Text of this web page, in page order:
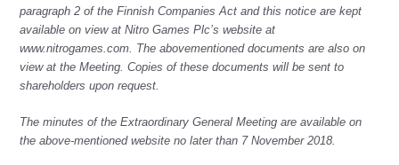
paragraph 2 of the Finnish Companies Act and this notice are kept
available on view at Nitro Games Plc’s website at
www.nitrogames.com . The abovementioned documents are also on
view at the Meeting. Copies of these documents will be sent to
shareholders upon request.
The minutes of the Extraordinary General Meeting are available on
the above-mentioned website no later than 7 November 2018.